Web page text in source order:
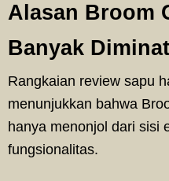
Alasan Broom
Banyak
Rangkaian review sapu
menunjukkan bahwa
hanya menonjol dari sisi
fungsionalitas.